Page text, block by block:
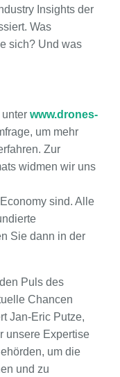
Insights der
Was
sich? Und was
www.drones-
um mehr
Zur
widmen wir uns
sind. Alle
Sie dann in der
Puls des
Chancen
Jan-Eric Putze,
unsere Expertise
um die
und zu